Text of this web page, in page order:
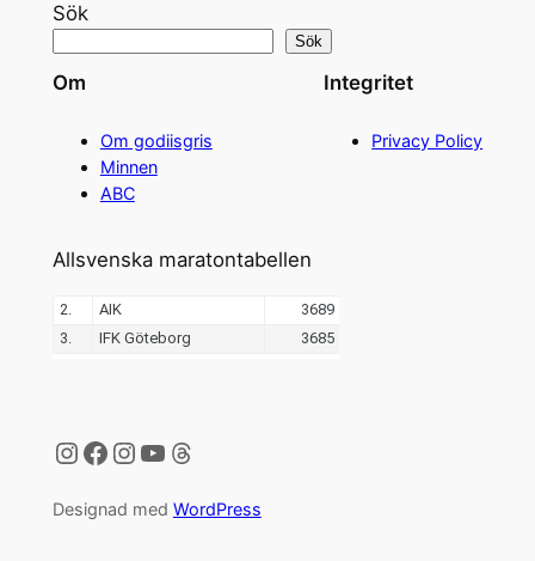
Sök
Sök
Om
Om godiisgris
Minnen
ABC
Integritet
Privacy Policy
Allsvenska maratontabellen
Instagram
Facebook
Instagram
YouTube
Threads
Designad med WordPress